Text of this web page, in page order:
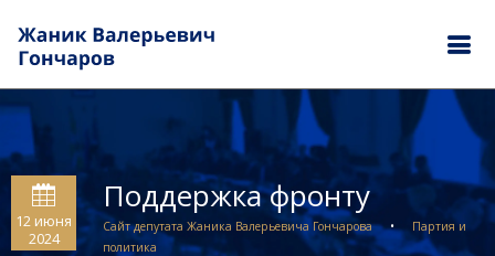
12 июня
2024
Поддержка фронту
Сайт депутата Жаника Валерьевича Гончарова •
Партия и
политика